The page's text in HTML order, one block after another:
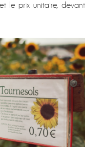
le prix unitaire, devant